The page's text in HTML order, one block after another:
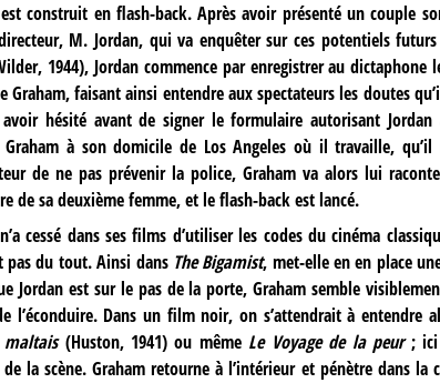
construit en flash-back. Après avoir présenté un couple
M. Jordan, qui va enquêter sur ces potentiels futurs
1944), Jordan commence par enregistrer au dictaphone
Graham, faisant ainsi entendre aux spectateurs les doutes
avoir hésité avant de signer le formulaire autorisant
à son domicile de Los Angeles où il travaille,
de ne pas prévenir la police, Graham va alors lui
de sa deuxième femme, et le flash-back est lancé.
cessé dans ses films d’utiliser les codes du cinéma
pas du tout. Ainsi dans The Bigamist, met-elle en en place
Jordan est sur le pas de la porte, Graham semble
l’éconduire. Dans un film noir, on s’attendrait à entendre
maltais(Huston, 1941) ou même Le Voyage de la peur; ici
la scène. Graham retourne à l’intérieur et pénètre dans la